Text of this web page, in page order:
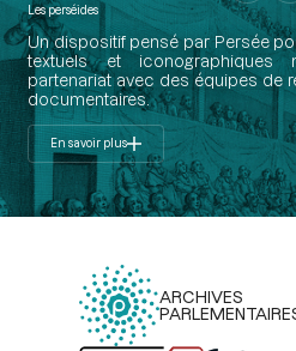
Les perséides
Un dispositif pensé par Persée
textuels et iconographiques
partenariat avec des équipes de
documentaires.
En savoir plus
ARCHIVES